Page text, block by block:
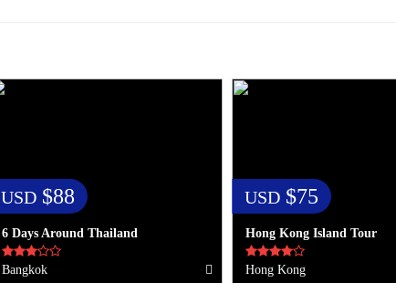
USD$88
6 Days Around Thailand
Bangkok
USD $75
Hong Kong Island Tour
Hong Kong